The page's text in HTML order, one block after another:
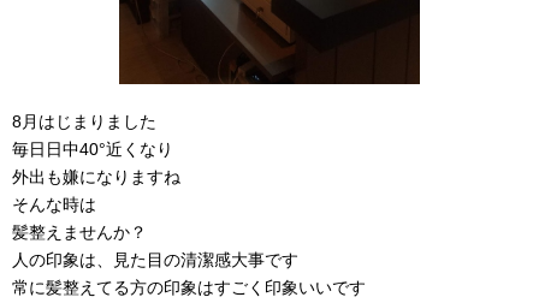
8月はじまりました
毎日日中40°近くなり
外出も嫌になりますね
そんな時は
髪整えませんか？
人の印象は、見た目の清潔感大事です
常に髪整えてる方の印象はすごく印象いいです